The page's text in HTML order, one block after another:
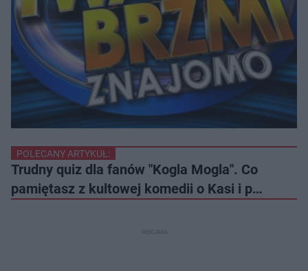
POLECANY ARTYKUŁ:
Trudny quiz dla fanów "Kogla Mogla". Co
pamiętasz z kultowej komedii o Kasi i p…